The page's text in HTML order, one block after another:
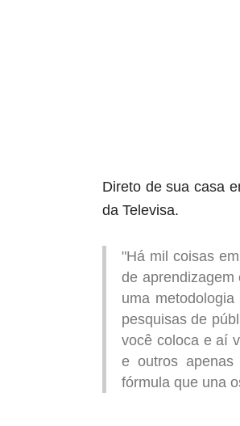
Direto de sua casa
da Televisa.
"Há mil coisas
de aprendizagem
uma
pesquisas de
você coloca e aí
e outros apenas
fórmula que una